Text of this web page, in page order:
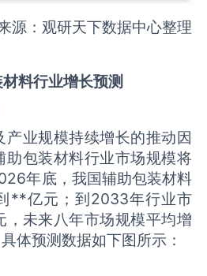
源：观研天下数据中心整理
料行业增长预测
业规模持续增长的推动因
助包装材料行业市场规模将
年底，我国辅助包装材料
**亿元；到2033年行业市
未来八年市场规模平均增
体预测数据如下图所示：